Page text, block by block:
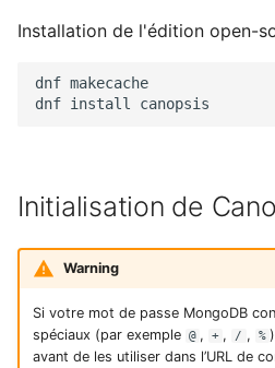
Installation de l'édition open-
dnf makecache
dnf install
Initialisation de
Warning
Si votre mot de passe MongoDB
spéciaux (par exemple @ , + , / , %
avant de les utiliser dans l’URL de